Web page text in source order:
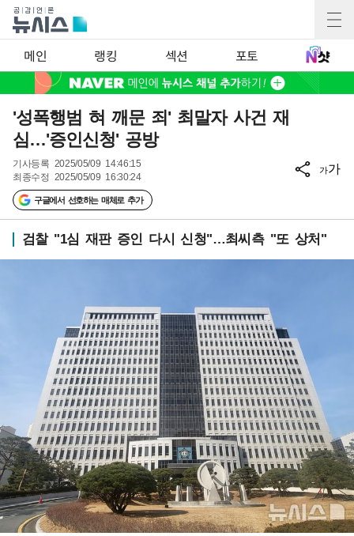
메인 랭킹 섹션 포토
'성폭행범 혀 깨문 죄' 최말자 사건 재
심…'증인신청' 공방
기사등록 2025/05/09 14:46:15
최종수정 2025/05/09 16:30:24
구글에서 선호하는 매체로 추가
가가
검찰 "1심 재판 증인 다시 신청"…최씨측 "또 상처"